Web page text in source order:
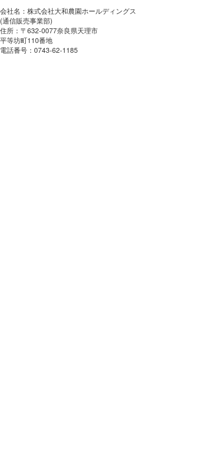
会社名：株式会社大和農園ホールディングス
(通信販売事業部)
住所：〒632-0077奈良県天理市
平等坊町110番地
電話番号：0743-62-1185